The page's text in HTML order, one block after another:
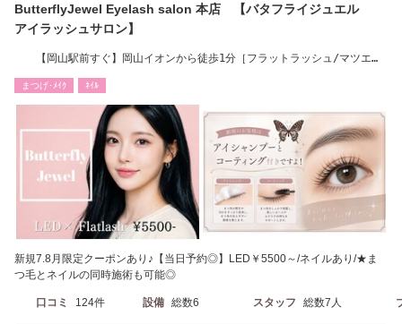
ButterflyJewel Eyelash salon 本店 【バタフライジュエル
アイラッシュサロン】
【岡山駅前すぐ】岡山イオンから徒歩1分［フラットラッシュ/マツエ
まつげ･ﾒｲｸ ﾈｲﾙ
新規7.8月限定クーポンあり♪【当日予約◎】LED￥5500～/ネイルあり/★ま
つ毛とネイルの同時施術も可能◎
口コミ 124件 設備 総数6 スタッフ 総数7人